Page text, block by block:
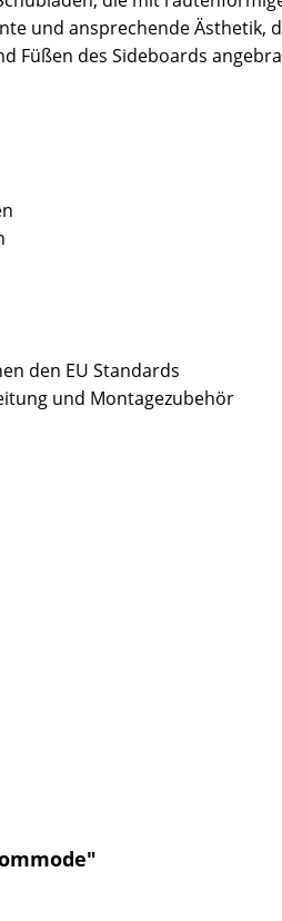
und ansprechende Ästhetik,
Füßen des Sideboards
den EU Standards
und Montagezubehör